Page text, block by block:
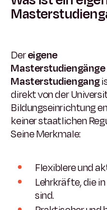
Dereigene
Masterstudiengänge
Masterstudiengang
direkt von der
Bildungseinrichtung
keiner staatlichen
Seine Merkmale:
Flexiblere und
Lehrkräfte, die
sind.